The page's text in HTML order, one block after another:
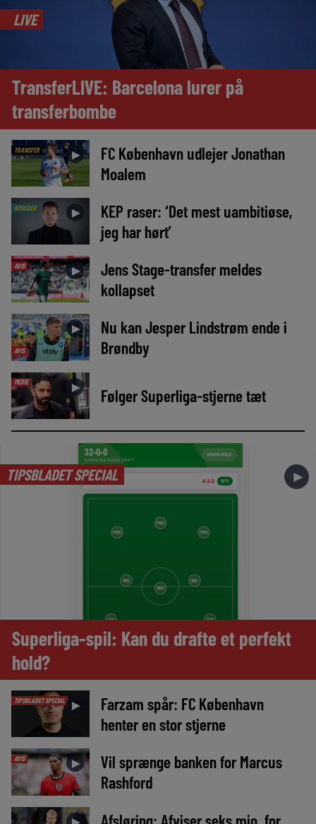
LIVE
TransferLIVE: Barcelona lurer på
transferbombe
TRANSFER ►
FC København udlejer Jonathan
Moalem
NYHEDER ►
KEP raser: ‘Det mest uambitiøse,
jeg har hørt’
AVIS ►
Jens Stage-transfer meldes
kollapset
AVIS
►
Nu kan Jesper Lindstrøm ende i
Brøndby
MEDIE ► Følger Superliga-stjerne tæt
TIPSBLADET SPECIAL ►
Superliga-spil: Kan du drafte et perfekt
hold?
TIPSBLADET SPECIAL ►
Farzam spår: FC København
henter en stor stjerne
AVIS ►
Vil sprænge banken for Marcus
Rashford
Afsløring: Afviser seks mio. for